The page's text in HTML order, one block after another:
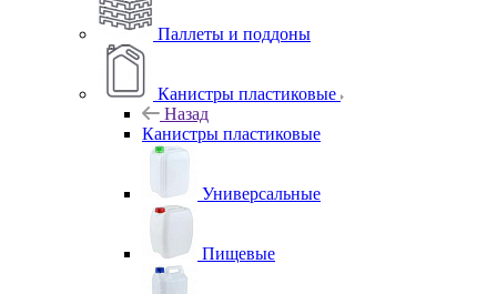
Паллеты и поддоны
Канистры пластиковые
Назад
Канистры пластиковые
Универсальные
Пищевые